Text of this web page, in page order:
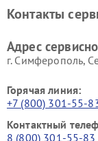
Vestfrost
Контакты
Адрес
г. Симферополь,
Горячая линия:
+7 (800) 301-55-
Контактный
8 (800) 301-55-83